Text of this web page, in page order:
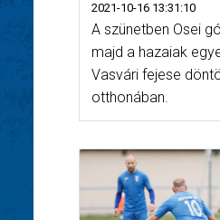
2021-10-16 13:31:10
A szünetben Osei
majd a hazaiak
Vasvári fejese
otthonában.